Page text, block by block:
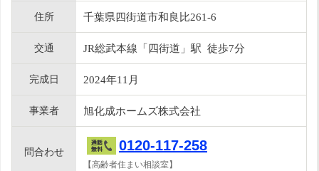
住所 千葉県四街道市和良比261-6
交通 JR総武本線「四街道」駅 徒歩7分
完成日 2024年11月
事業者 旭化成ホームズ株式会社
問合わせ 0120-117-258
【高齢者住まい相談室】